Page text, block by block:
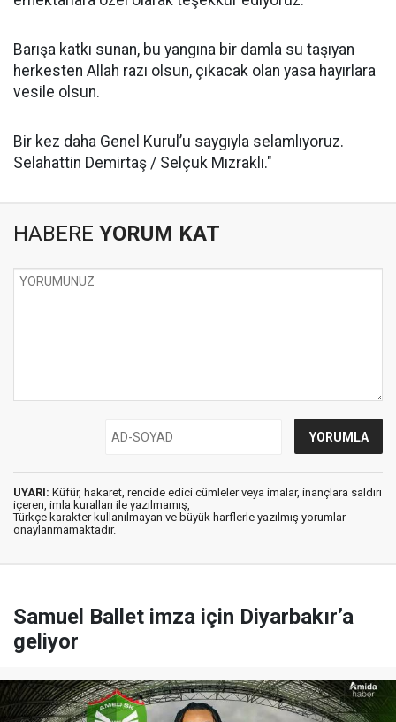
Barışa katkı sunan, bu yangına bir damla su taşıyan
herkesten Allah razı olsun, çıkacak olan yasa hayırlara
vesile olsun.
Bir kez daha Genel Kurul’u saygıyla selamlıyoruz.
Selahattin Demirtaş / Selçuk Mızraklı."
HABERE YORUM KAT
UYARI: Küfür, hakaret, rencide edici cümleler veya imalar, inançlara saldırı
içeren, imla kuralları ile yazılmamış,
Türkçe karakter kullanılmayan ve büyük harflerle yazılmış yorumlar
onaylanmamaktadır.
Samuel Ballet imza için Diyarbakır’a
geliyor